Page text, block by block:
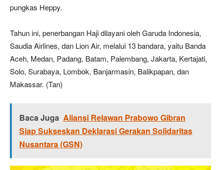
pungkas Heppy.
Tahun ini, penerbangan Haji dilayani oleh Garuda Indonesia,
Saudia Airlines, dan Lion Air, melalui 13 bandara, yaitu Banda
Aceh, Medan, Padang, Batam, Palembang, Jakarta, Kertajati,
Solo, Surabaya, Lombok, Banjarmasin, Balikpapan, dan
Makassar. (Tan)
Baca Juga Aliansi Relawan Prabowo Gibran
Siap Sukseskan Deklarasi Gerakan Solidaritas
Nusantara (GSN)